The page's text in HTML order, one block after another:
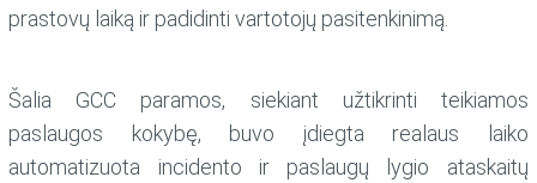
prastovų laiką ir padidinti vartotojų pasitenkinimą.
Šalia GCC paramos, siekiant užtikrinti teikiamos
paslaugos kokybę, buvo įdiegta realaus laiko
automatizuota incidento ir paslaugų lygio ataskaitų